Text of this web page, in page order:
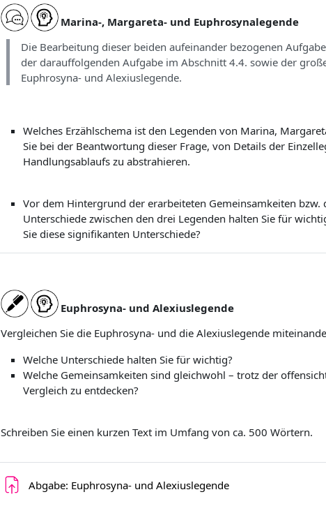
Marina-, Margareta- und Euphrosynalegende
Die Bearbeitung dieser beiden aufeinander bezogenen
der darauffolgenden Aufgabe im Abschnitt 4.4. sowie der
Euphrosyna- und Alexiuslegende.
Welches Erzählschema ist den Legenden von Marina,
Sie bei der Beantwortung dieser Frage, von Details der
Handlungsablaufs zu abstrahieren.
Vor dem Hintergrund der erarbeiteten Gemeinsamkeiten bzw.
Unterschiede zwischen den drei Legenden halten Sie für
Sie diese signifikanten Unterschiede?
Euphrosyna- und Alexiuslegende
Vergleichen Sie die Euphrosyna- und die Alexiuslegende
Welche Unterschiede halten Sie für wichtig?
Welche Gemeinsamkeiten sind gleichwohl – trotz der
Vergleich zu entdecken?
Schreiben Sie einen kurzen Text im Umfang von ca. 500 Wörtern.
Abgabe: Euphrosyna- und AlexiuslegendeAufgabe